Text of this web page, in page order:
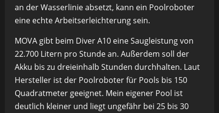
an der Wasserlinie absetzt, kann ein Poolroboter
eine echte Arbeitserleichterung sein.
MOVA gibt beim Diver A10 eine Saugleistung von
22.700 Litern pro Stunde an. Außerdem soll der
Akku bis zu dreieinhalb Stunden durchhalten. Laut
Hersteller ist der Poolroboter für Pools bis 150
Quadratmeter geeignet. Mein eigener Pool ist
deutlich kleiner und liegt ungefähr bei 25 bis 30